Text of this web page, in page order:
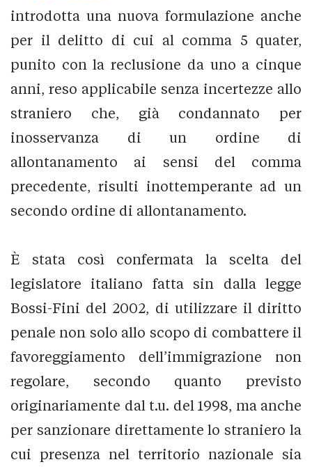
introdotta una nuova formulazione anche
per il delitto di cui al comma 5 quater,
punito con la reclusione da uno a cinque
anni, reso applicabile senza incertezze allo
straniero che, già condannato per
inosservanza di un ordine di
allontanamento ai sensi del comma
precedente, risulti inottemperante ad un
secondo ordine di allontanamento.
È stata così confermata la scelta del
legislatore italiano fatta sin dalla legge
Bossi-Fini del 2002, di utilizzare il diritto
penale non solo allo scopo di combattere il
favoreggiamento dell’immigrazione non
regolare, secondo quanto previsto
originariamente dal t.u. del 1998, ma anche
per sanzionare direttamente lo straniero la
cui presenza nel territorio nazionale sia